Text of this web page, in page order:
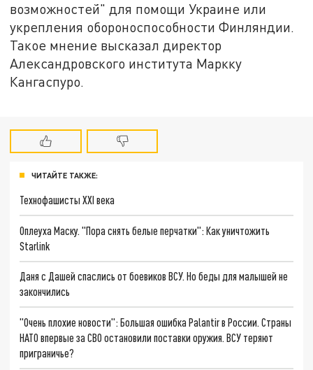
возможностей" для помощи Украине или
укрепления обороноспособности Финляндии.
Такое мнение высказал директор
Александровского института Маркку
Кангаспуро.
ЧИТАЙТЕ ТАКЖЕ:
Технофашисты XXI века
Оплеуха Маску. "Пора снять белые перчатки": Как уничтожить
Starlink
Даня с Дашей спаслись от боевиков ВСУ. Но беды для малышей не
закончились
"Очень плохие новости": Большая ошибка Palantir в России. Страны
НАТО впервые за СВО остановили поставки оружия. ВСУ теряют
приграничье?